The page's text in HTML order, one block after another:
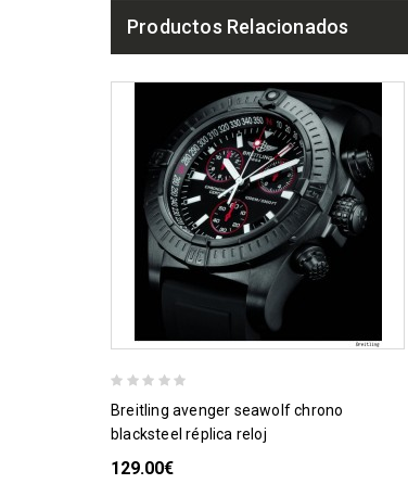
Productos Relacionados
breitling avenger seawolf chrono
blacksteel réplica reloj
129.00€